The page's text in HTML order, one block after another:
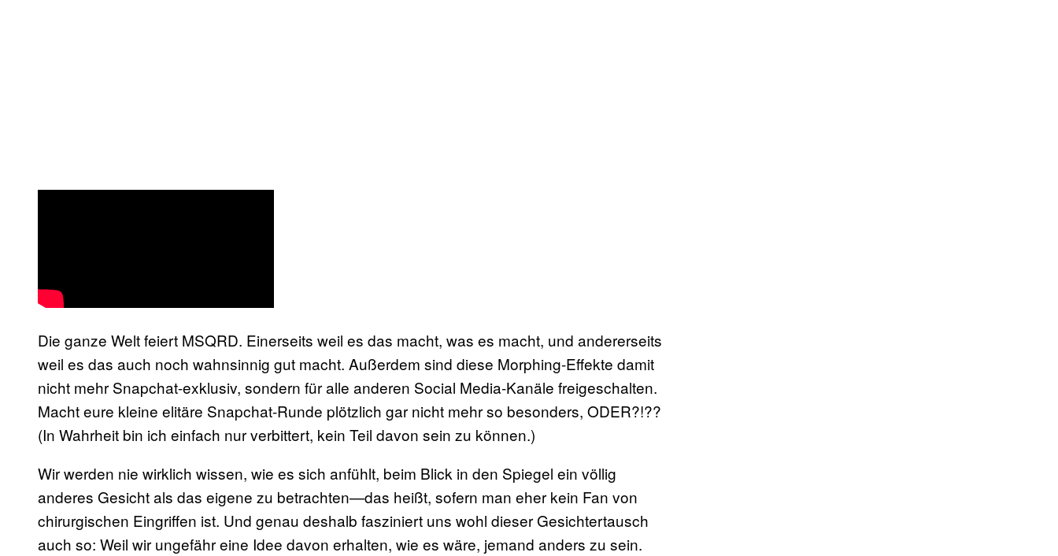
Die ganze Welt feiert MSQRD. Einerseits weil es das macht, was es macht, und andererseits
weil es das auch noch wahnsinnig gut macht. Außerdem sind diese Morphing-Effekte damit
nicht mehr Snapchat-exklusiv, sondern für alle anderen Social Media-Kanäle freigeschalten.
Macht eure kleine elitäre Snapchat-Runde plötzlich gar nicht mehr so besonders, ODER?!??
(In Wahrheit bin ich einfach nur verbittert, kein Teil davon sein zu können.)
Wir werden nie wirklich wissen, wie es sich anfühlt, beim Blick in den Spiegel ein völlig
anderes Gesicht als das eigene zu betrachten—das heißt, sofern man eher kein Fan von
chirurgischen Eingriffen ist. Und genau deshalb fasziniert uns wohl dieser Gesichtertausch
auch so: Weil wir ungefähr eine Idee davon erhalten, wie es wäre, jemand anders zu sein.